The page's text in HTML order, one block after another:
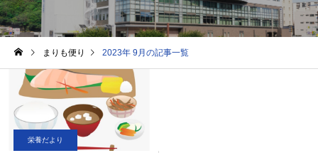
救急外来 整形外
形成外科
まりも便り 2023年 9月の記事一覧
栄養だより